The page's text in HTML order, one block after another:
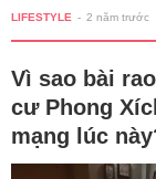
LIFESTYLE - 2 năm trước
Vì sao bài
cư Phong
mạng lúc